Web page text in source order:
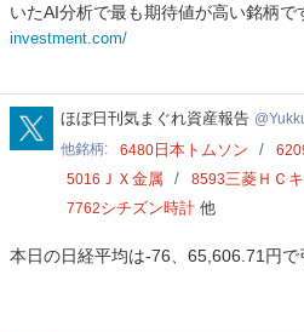
いたAI分析で最も期待値が高い銘柄で
investment.com/
YukkuriToushibu
ほぼ日刊気まぐれ資産報告
他銘柄
6480 日本トムソン
5016 ＪＸ金属 8593三菱ＨＣ
7762シチズン時計 他
本日の日経平均は-76、65,606.71円で